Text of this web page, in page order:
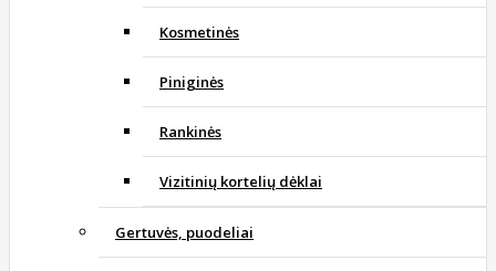
Kosmetinės
Piniginės
Rankinės
Vizitinių kortelių dėklai
Gertuvės, puodeliai